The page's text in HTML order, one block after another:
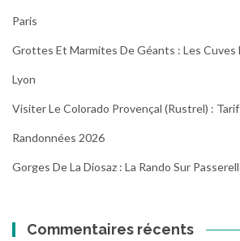
Paris
Grottes Et Marmites De Géants : Les Cuves
Lyon
Visiter Le Colorado Provençal (Rustrel) :
Randonnées 2026
Gorges De La Diosaz : La Rando Sur
Commentaires récents